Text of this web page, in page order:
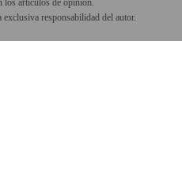
los artículos de opinión.
exclusiva responsabilidad del autor.